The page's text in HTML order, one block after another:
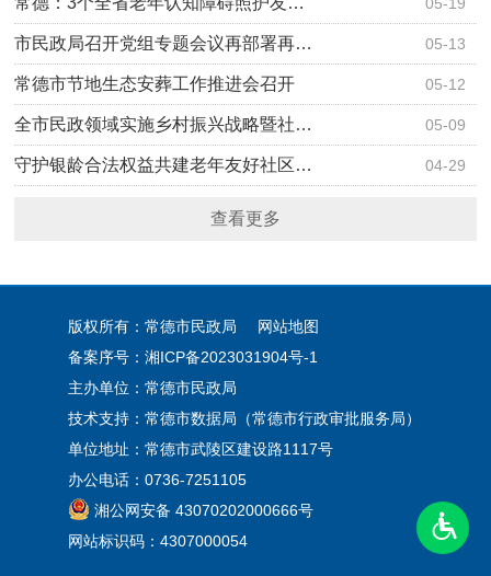
05-13
市民政局召开党组专题会议再部署再…
05-12
常德市节地生态安葬工作推进会召开
05-09
全市民政领域实施乡村振兴战略暨社…
04-29
守护银龄合法权益共建老年友好社区…
查看更多
版权所有：常德市民政局
网站地图
备案序号： 湘ICP备2023031904号-1
主办单位：常德市民政局
技术支持：常德市数据局（常德市行政审批服务局）
单位地址：常德市武陵区建设路1117号
办公电话：0736-7251105
湘公网安备 43070202000666号
网站标识码：4307000054